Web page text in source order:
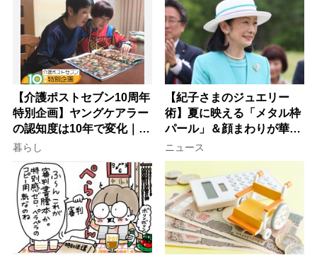
【介護ポストセブン10周年
特別企画】ヤングケアラー
の認知度は10年で変化｜流
行語大賞にノミネート、法
律にも明記されたが果たし
て現在は？
暮らし
【紀子さまのジュエリー
術】夏に映える「メタル枠
パール」＆顔まわりが華や
ぐ「揺れる一粒」の使い分
け方
ニュース